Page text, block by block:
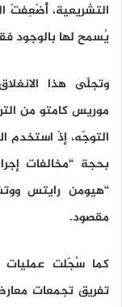
التشريعية، أُضْعِفتْ
يُسمح لها بالوجود
موريس كامتو من
التوجّه، إذْ استخدم
بحجة “مخالفات
“هيومن رايتس
مقصود.
كما سُجّلت عمليات
تفريق تجمعات